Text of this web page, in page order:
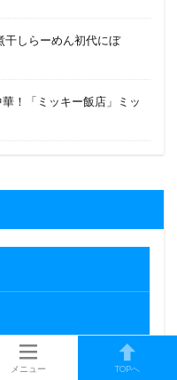
しらーめん初代にぼ
！「ミッキー飯店」ミッ
メニュー TOPへ